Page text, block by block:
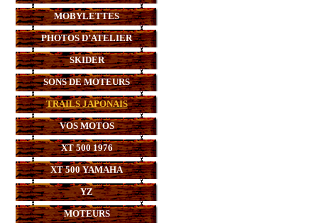
MOBYLETTES
PHOTOS D’ATELIER
SKIDER
SONS DE MOTEURS
TRAILS JAPONAIS
VOS MOTOS
XT 500 1976
XT 500 YAMAHA
YZ
MOTEURS